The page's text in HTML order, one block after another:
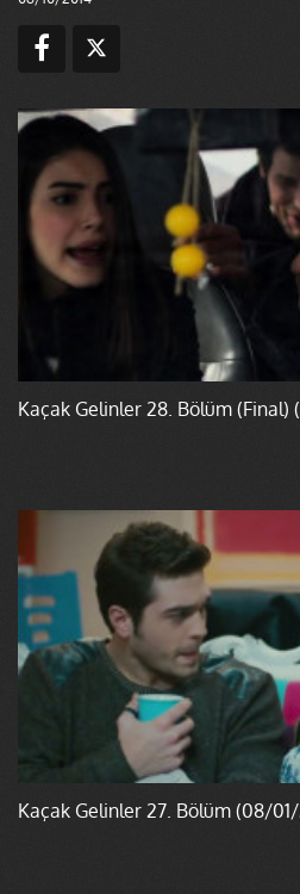
Kaçak Gelinler 28. Bölüm (Final)
Kaçak Gelinler 27. Bölüm (08/01/